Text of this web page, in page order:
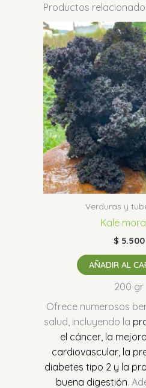
Productos
Verduras y
Kale
$ 5.500
AÑADIR AL
200 gr
Ofrece numerosos
salud, incluyendo la
el cáncer, la
cardiovascular, la
diabetes tipo 2 y la
buena digestión.